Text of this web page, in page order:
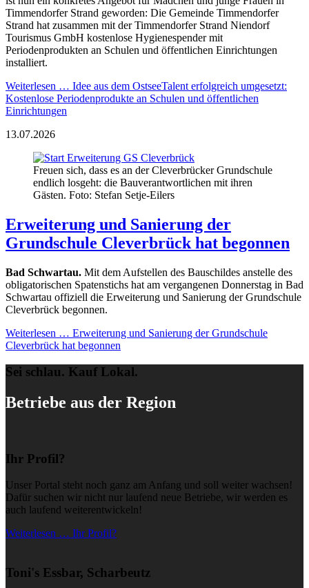
Timmendorfer Strand geworden: Die Gemeinde Timmendorfer
Strand hat zusammen mit der Timmendorfer Strand Niendorf
Tourismus GmbH kostenlose Hygienespender mit
Periodenprodukten an Schulen und öffentlichen Einrichtungen
installiert.
Weiterlesen … Idee aus dem OstseeTalent erfolgreich umgesetzt:
Kostenlose Periodenprodukte an Schulen und öffentlichen
Einrichtungen
13.07.2026
Freuen sich, dass es an der Cleverbrücker Grundschule
endlich losgeht: die Bauverantwortlichen mit ihren
Gästen. Foto: Stefan Setje-Eilers
Erweiterung und Sanierung der
Grundschule Cleverbrück hat begonnen
Bad Schwartau. Mit dem Aufstellen des Bauschildes anstelle des
obligatorischen Spatenstichs hat am vergangenen Donnerstag in Bad
Schwartau offiziell die Erweiterung und Sanierung der Grundschule
Cleverbrück begonnen.
Weiterlesen … Erweiterung und Sanierung der Grundschule
Cleverbrück hat begonnen
Sei schlau. Kauf Lokal.
Betriebe aus der Region
Ihr Profil?
Unser Portal steht noch ganz am Anfang und soll weiter wachsen!
Dafür suchen wir nicht nur laufend neue Betriebe, wir werden es
auch laufend weiterentwickeln!
Weiterlesen … Ihr Profil?
Toni's Essbar, Scharbeutz